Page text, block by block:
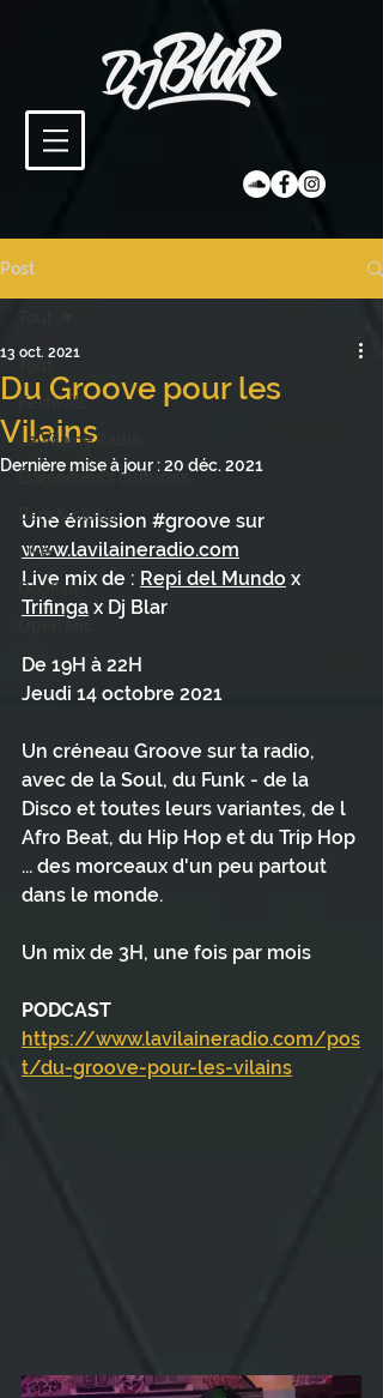
Post
Festivals
La Vilaine Radio
Évènements culturels
Bars & clubs
Live
Dogfish
Du Groove pour les
Vilains
13 oct. 2021
Dernière mise à jour :20 déc. 2021
Une émission #groove sur
www.lavilaineradio.com
Live mix de : Repi del Mundo x
Trifinga x Dj Blar
De 19H à 22H
Jeudi 14 octobre 2021
Un créneau Groove sur ta radio,
avec de la Soul, du Funk - de la
Disco et toutes leurs variantes, de l
Afro Beat, du Hip Hop et du Trip Hop
... des morceaux d'un peu partout
dans le monde.
Un mix de 3H, une fois par mois
PODCAST
https://www.lavilaineradio.com/pos
t/du-groove-pour-les-vilains